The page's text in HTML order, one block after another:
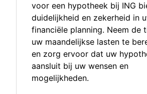
voor een hypotheek bij ING
duidelijkheid en zekerheid in
financiële planning. Neem de
uw maandelijkse lasten te
en zorg ervoor dat uw
aansluit bij uw wensen en
mogelijkheden.